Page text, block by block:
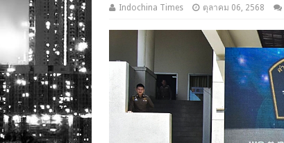
Indochina Times ตุลาคม 06, 2568